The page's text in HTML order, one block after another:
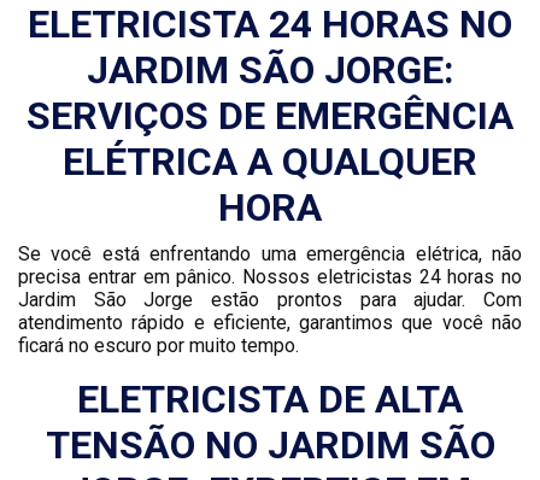
ELETRICISTA 24 HORAS NO
JARDIM SÃO JORGE:
SERVIÇOS DE EMERGÊNCIA
ELÉTRICA A QUALQUER
HORA
Se você está enfrentando uma emergência elétrica, não
precisa entrar em pânico. Nossos eletricistas 24 horas no
Jardim São Jorge estão prontos para ajudar. Com
atendimento rápido e eficiente, garantimos que você não
ficará no escuro por muito tempo.
ELETRICISTA DE ALTA
TENSÃO NO JARDIM SÃO